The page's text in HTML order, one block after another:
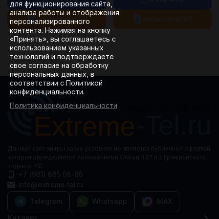
Запрос счета / КП
для функционирования сайта,
анализа работы и отображения
персонализированного
контента. Нажимая на кнопку
«Принять», вы соглашаетесь с
использованием указанных
технологий и подтверждаете
свое согласие на обработку
персональных данных, в
соответствии с Политикой
конфиденциальности.
Политика конфиденциальности